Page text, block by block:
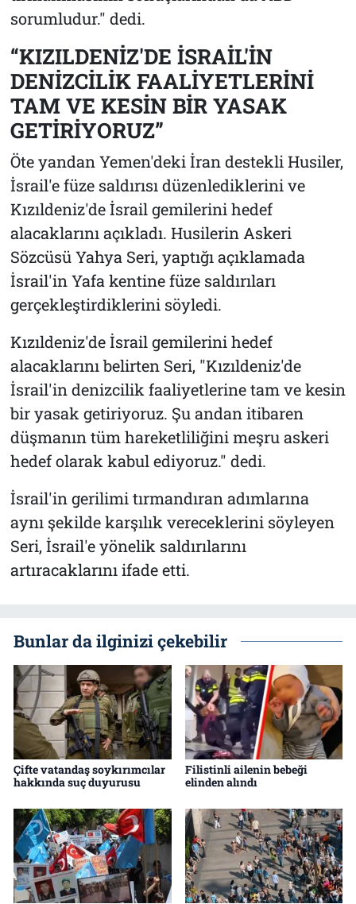
sorumludur." dedi.
“KIZILDENİZ'DE İSRAİL'İN
DENİZCİLİK FAALİYETLERİNİ
TAM VE KESİN BİR YASAK
GETİRİYORUZ”
Öte yandan Yemen'deki İran destekli Husiler,
İsrail'e füze saldırısı düzenlediklerini ve
Kızıldeniz'de İsrail gemilerini hedef
alacaklarını açıkladı. Husilerin Askeri
Sözcüsü Yahya Seri, yaptığı açıklamada
İsrail'in Yafa kentine füze saldırıları
gerçekleştirdiklerini söyledi.
Kızıldeniz'de İsrail gemilerini hedef
alacaklarını belirten Seri, "Kızıldeniz'de
İsrail'in denizcilik faaliyetlerine tam ve kesin
bir yasak getiriyoruz. Şu andan itibaren
düşmanın tüm hareketliliğini meşru askeri
hedef olarak kabul ediyoruz." dedi.
İsrail'in gerilimi tırmandıran adımlarına
aynı şekilde karşılık vereceklerini söyleyen
Seri, İsrail'e yönelik saldırılarını
artıracaklarını ifade etti.
Bunlar da ilginizi çekebilir
Çifte vatandaş soykırımcılar
hakkında suç duyurusu
Filistinli ailenin bebeği
elinden alındı